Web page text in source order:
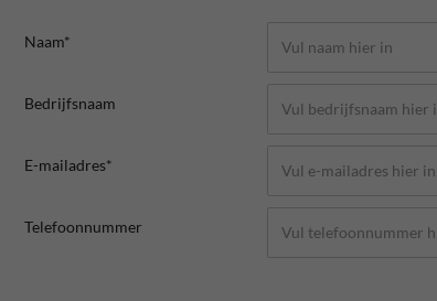
Naam*
Bedrijfsnaam
E-mailadres*
Telefoonnummer